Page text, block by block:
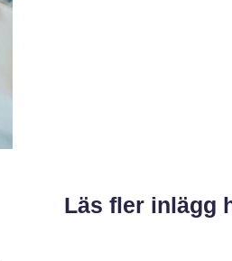
Läs fler inlägg